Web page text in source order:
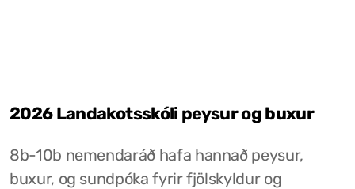
2026 Landakotsskóli peysur og buxur
8b-10b nemendaráð hafa hannað peysur,
buxur, og sundpóka fyrir fjölskyldur og